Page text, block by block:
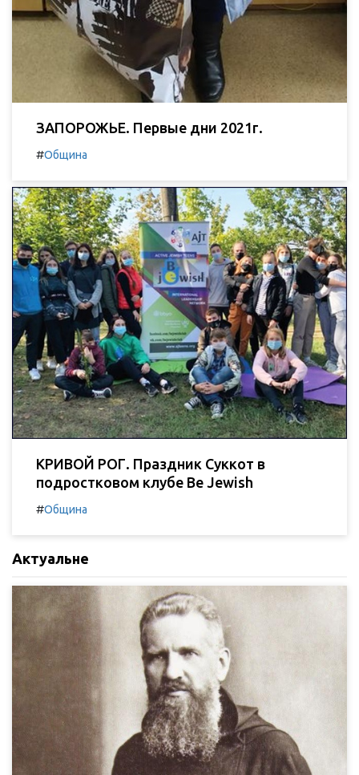
ЗАПОРОЖЬЕ. Первые дни 2021г.
#Община
КРИВОЙ РОГ. Праздник Суккот в
подростковом клубе Be Jewish
#Община
Актуальне